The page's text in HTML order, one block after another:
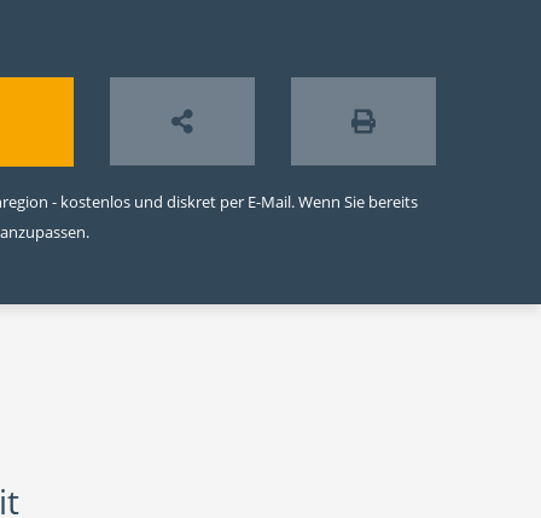
- kostenlos und diskret per E-Mail. Wenn Sie bereits